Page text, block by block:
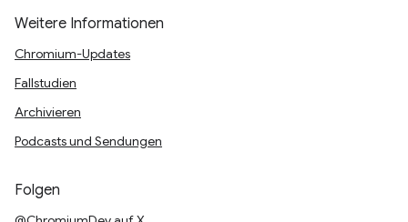
Weitere Informationen
Chromium-Updates
Fallstudien
Archivieren
Podcasts und Sendungen
Folgen